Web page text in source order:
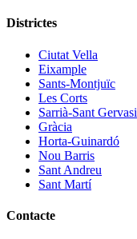
Districtes
Ciutat Vella
Eixample
Sants-Montjuïc
Les Corts
Sarrià-Sant Gervasi
Gràcia
Horta-Guinardó
Nou Barris
Sant Andreu
Sant Martí
Contacte